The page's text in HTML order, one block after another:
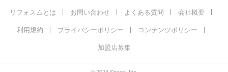
リフォスムとは お問い合わせ よくある質問 会社概要
利用規約 プライバシーポリシー コンテンツポリシー
加盟店募集